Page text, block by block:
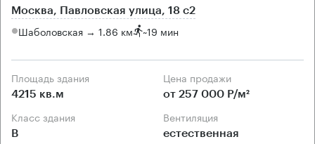
Москва, Павловская улица, 18 с2
Шаболовская → 1.86 км ~19 мин
Площадь здания
4215 кв.м
Цена продажи
от 257 000 Р/м²
Класс здания
B
Вентиляция
естественная